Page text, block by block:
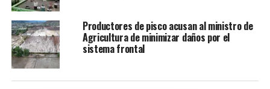
Productores de pisco acusan al ministro de
Agricultura de minimizar daños por el
sistema frontal